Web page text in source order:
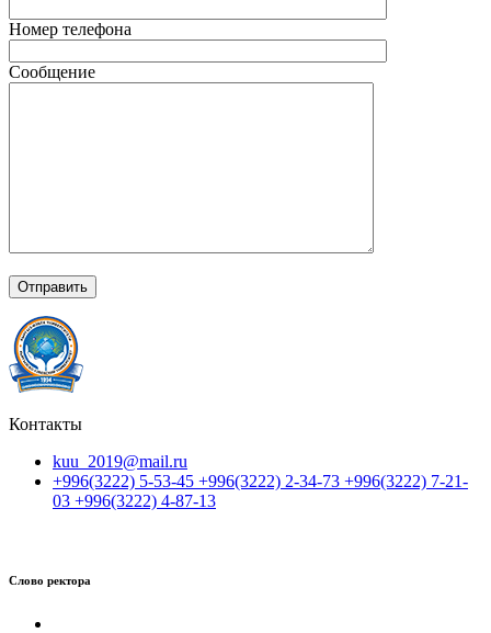
Номер телефона
Сообщение
Контакты
kuu_2019@mail.ru
+996(3222) 5-53-45 +996(3222) 2-34-73 +996(3222) 7-21-
03 +996(3222) 4-87-13
Слово ректора